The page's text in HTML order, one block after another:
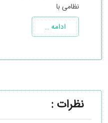
نظامی با
ادامه …
نظرات :